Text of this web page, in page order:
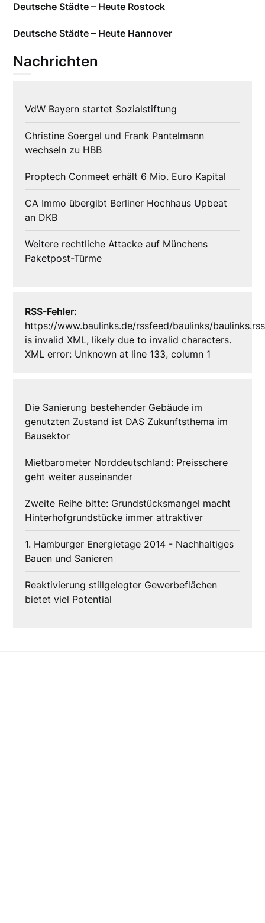
Deutsche Städte – Heute Rostock
Deutsche Städte – Heute Hannover
Nachrichten
VdW Bayern startet Sozialstiftung
Christine Soergel und Frank Pantelmann
wechseln zu HBB
Proptech Conmeet erhält 6 Mio. Euro Kapital
CA Immo übergibt Berliner Hochhaus Upbeat
an DKB
Weitere rechtliche Attacke auf Münchens
Paketpost-Türme
RSS-Fehler:
https://www.baulinks.de/rssfeed/baulinks/baulinks.rss
is invalid XML, likely due to invalid characters.
XML error: Unknown at line 133, column 1
Die Sanierung bestehender Gebäude im
genutzten Zustand ist DAS Zukunftsthema im
Bausektor
Mietbarometer Norddeutschland: Preisschere
geht weiter auseinander
Zweite Reihe bitte: Grundstücksmangel macht
Hinterhofgrundstücke immer attraktiver
1. Hamburger Energietage 2014 - Nachhaltiges
Bauen und Sanieren
Reaktivierung stillgelegter Gewerbeflächen
bietet viel Potential